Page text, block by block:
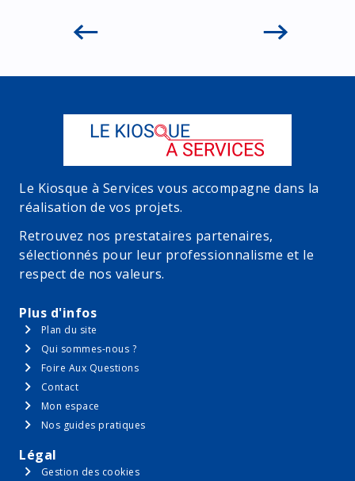
Le Kiosque à Services vous accompagne dans la
réalisation de vos projets.
Retrouvez nos prestataires partenaires,
sélectionnés pour leur professionnalisme et le
respect de nos valeurs.
Plus d'infos
Plan du site
Qui sommes-nous ?
Foire Aux Questions
Contact
Mon espace
Nos guides pratiques
Légal
Gestion des cookies